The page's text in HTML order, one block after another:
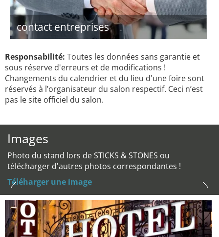
contact entreprises
Responsabilité: Toutes les données sans garantie et
sous réserve d'erreurs et de modifications !
Changements du calendrier et du lieu d'une foire sont
réservés à l’organisateur du salon respectif. Ceci n’est
pas le site officiel du salon.
Images
Photo du stand lors de STICKS & STONES ou
télécharger d'autres photos correspondantes !
Téléharger une image